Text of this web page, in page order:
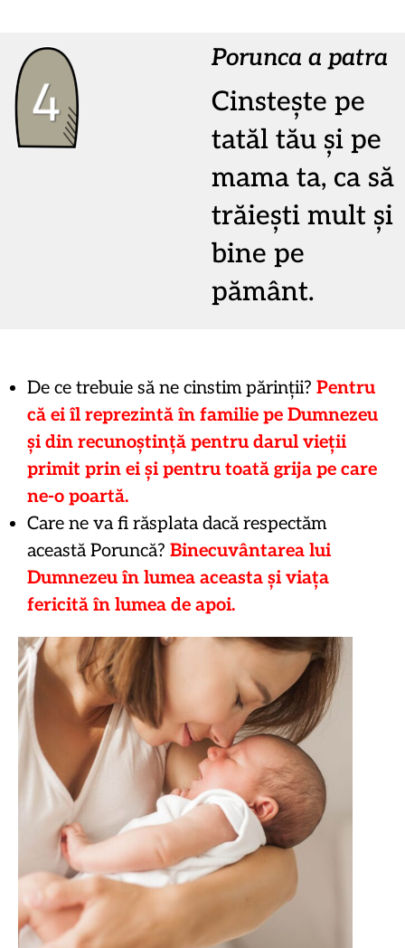
Porunca a patra
Cinstește pe
tatăl tău și pe
mama ta, ca să
trăiești mult și
bine pe
pământ.
De ce trebuie să ne cinstim părinții? Pentru
că ei îl reprezintă în familie pe Dumnezeu
și din recunoștință pentru darul vieții
primit prin ei și pentru toată grija pe care
ne-o poartă.
Care ne va fi răsplata dacă respectăm
această Poruncă? Binecuvântarea lui
Dumnezeu în lumea aceasta și viața
fericită în lumea de apoi.